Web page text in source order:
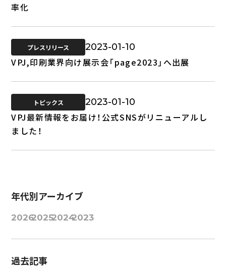
率化
プレスリリース 2023-01-10
VPJ,印刷業界向け展示会「page2023」へ出展
トピックス 2023-01-10
VPJ最新情報をお届け！公式SNSがリニューアルし
ました！
年代別アーカイブ
2026202520242023
過去記事